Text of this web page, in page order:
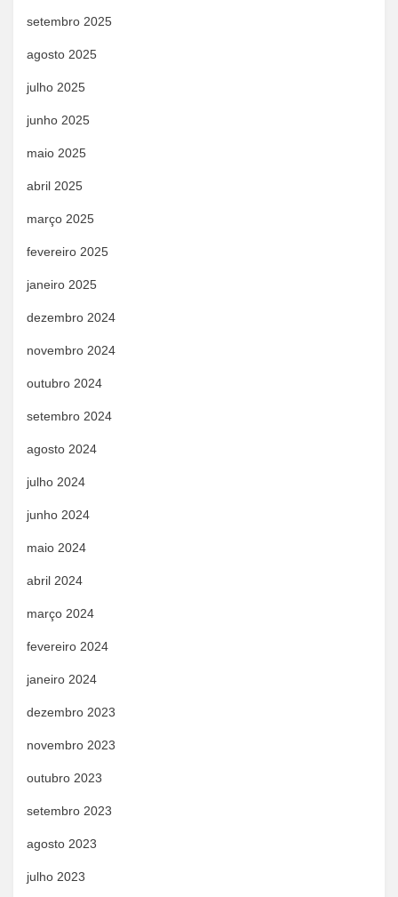
setembro 2025
agosto 2025
julho 2025
junho 2025
maio 2025
abril 2025
março 2025
fevereiro 2025
janeiro 2025
dezembro 2024
novembro 2024
outubro 2024
setembro 2024
agosto 2024
julho 2024
junho 2024
maio 2024
abril 2024
março 2024
fevereiro 2024
janeiro 2024
dezembro 2023
novembro 2023
outubro 2023
setembro 2023
agosto 2023
julho 2023